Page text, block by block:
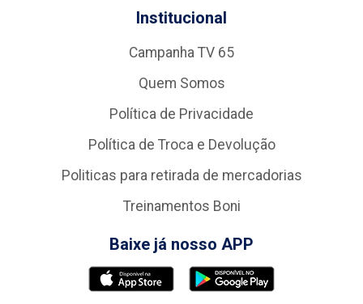
Institucional
Campanha TV 65
Quem Somos
Política de Privacidade
Política de Troca e Devolução
Politicas para retirada de mercadorias
Treinamentos Boni
Baixe já nosso APP